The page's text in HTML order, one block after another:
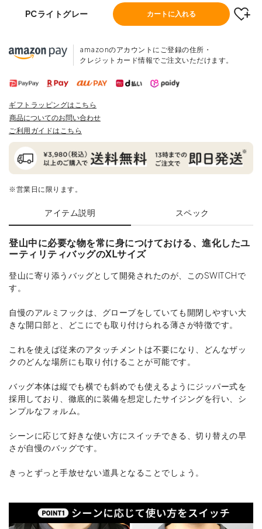
PCライトグレー カートに入れる
amazonのアカウントにご登録の住所・
クレジットカード情報でご注文いただけます。
ギフトラッピングはこちら
商品についてのお問い合わせ
ご利用ガイドはこちら
※営業日に限ります。
アイテム説明 スペック
登山中に必要な物を常に身につけておける、進化したユ
ーティリティバッグのXLサイズ
登山に寄り添うバッグとして開発されたのが、このSWITCHで
す。
自慢のアルミフックは、グローブをしていても開閉しやすい大
きな開口部と、どこにでも取り付けられる薄さが特徴です。
これを使えば従来のアタッチメントは不要になり、どんなザッ
クのどんな場所にも取り付けることが可能です。
バッグ本体は縦でも横でも斜めでも使えるようにジッパー式を
採用しており、徹底的に装備を想定したサイジングを行い、シ
ンプルなフォルム。
シーンに応じて好きな使い方にスイッチできる、切り替えの早
さが自慢のバッグです。
きっとずっと手放せない道具となることでしょう。